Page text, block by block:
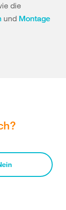
die
und Montage